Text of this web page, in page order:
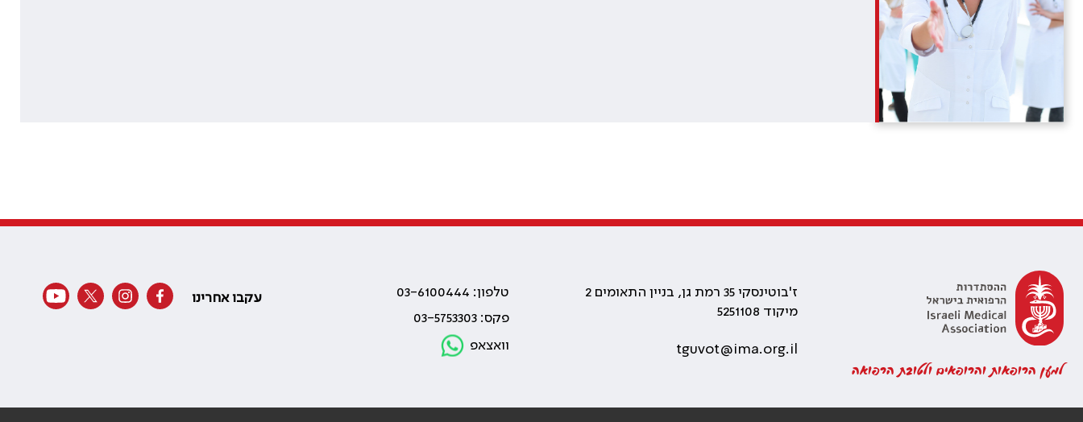
למען הרופאות והרופאים ולטובת הרפואה
ז'בוטינסקי 35 רמת גן, בניין התאומים 2
מיקוד 5251108
tguvot@ima.org.il
טלפון: 03-6100444
פקס: 03-5753303
וואצאפ
עקבו אחרינו